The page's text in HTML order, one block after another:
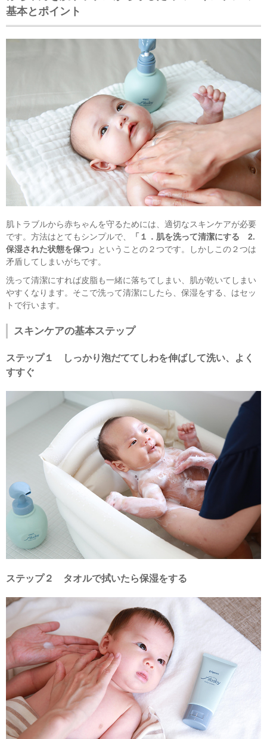
基本とポイント
肌トラブルから赤ちゃんを守るためには、適切なスキンケアが必要
です。方法はとてもシンプルで、
「１．肌を洗って清潔にする 2.
保湿された状態を保つ」 ということの２つです。しかしこの２つは
矛盾してしまいがちです。
洗って清潔にすれば皮脂も一緒に落ちてしまい、肌が乾いてしまい
やすくなります。そこで洗って清潔にしたら、保湿をする、はセッ
トで行います。
スキンケアの基本ステップ
ステップ１ しっかり泡だててしわを伸ばして洗い、よく
すすぐ
ステップ２ タオルで拭いたら保湿をする